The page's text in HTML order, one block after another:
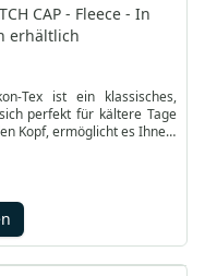
CAP - Fleece - In
erhältlich
Tex ist ein klassisches,
perfekt für kältere Tage
Kopf, ermöglicht es Ihnen,
es Ihnen, das
anzupassen.